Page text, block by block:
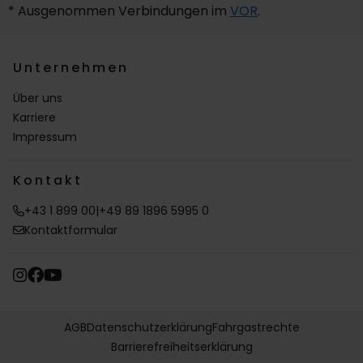
* Ausgenommen Verbindungen im VOR.
Unternehmen
Über uns
Karriere
Impressum
Kontakt
+43 1 899 00|+49 89 1896 5995 0
Kontaktformular
AGBDatenschutzerklärungFahrgastrechte
Barrierefreiheitserklärung